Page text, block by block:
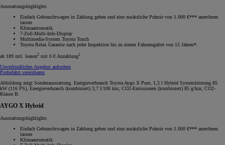
Ausstattungshighlights
Einfach Gebrauchtwagen in Zahlung geben und eine zusätzliche Prämie von 1.000 €*** anrechnen
lassen
Klimaautomatik
7-Zoll-Multi-Info-Display
Multimedia-System Toyota Touch
Toyota Relax Garantie nach jeder Inspektion bis zu einem Fahrzeugalter von 15 Jahren*.
ab 189 mtl. leasen2 mit 0 € Anzahlung1
Unverbindliches Angebot anfordern
Probefahrt vereinbaren
Abbildung zeigt Sonderausstattung. Energieverbrauch Toyota Aygo X Pure, 1,5 l Hybrid Systemleistung 85
kW (116 PS), Energieverbrauch (kombiniert) 3,7 l/100 km; CO2-Emissionen (kombiniert) 85 g/km; CO2-
Klasse B.
AYGO X Hybrid
Ausstattungshighlights
Einfach Gebrauchtwagen in Zahlung geben und eine zusätzliche Prämie von 1.000 €*** anrechnen
lassen
Klimaautomatik